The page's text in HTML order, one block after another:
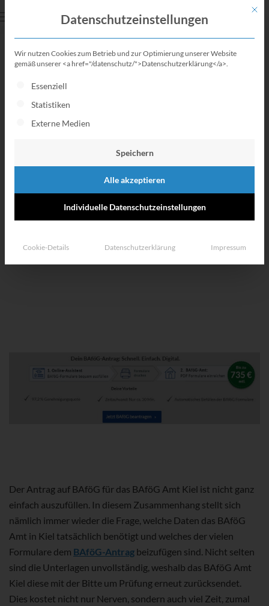
BAföG Amt Kiel
BAföG Amt Kiel: BAföG Antrag
einreichen beim
Der Antrag auf BAföG für das BAföG Amt Kiel ist nicht ganz
einfach auszufüllen. In diesem Zusammenhang stellt sich
nämlich immer wieder die Frage, welche Daten das BAföG
Amt in Kiel tatsächlich benötigt und welches der vielen
Formulare dem BAföG-Antrag beizufügen sind. Nicht selten
sind die Unterlagen unvollständig, weshalb das BAföG Amt
Kiel diese mit der Bitte um Prüfung erneut zurücksendet.
Dies kostet nicht nur Nerven, sondern auch viel Zeit, zumal
Mit
Datenschutzeinstellungen
Wir nutzen Cookies zum Betrieb und zur Optimierung unserer Website
gemäß unserer <a href="/datenschutz/">Datenschutzerklärung</a>.
Es folgt eine Liste der Service-Gruppen, für die eine
Essenziell
Statistiken
Externe Medien
Speichern
Alle akzeptieren
Individuelle Datenschutzeinstellungen
Cookie-Details Datenschutzerklärung Impressum